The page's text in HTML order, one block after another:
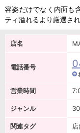
容姿だけでなく内面も
ティ溢れるより厳選さ
店名
電話番号
営業時間
ジャンル
関連タグ